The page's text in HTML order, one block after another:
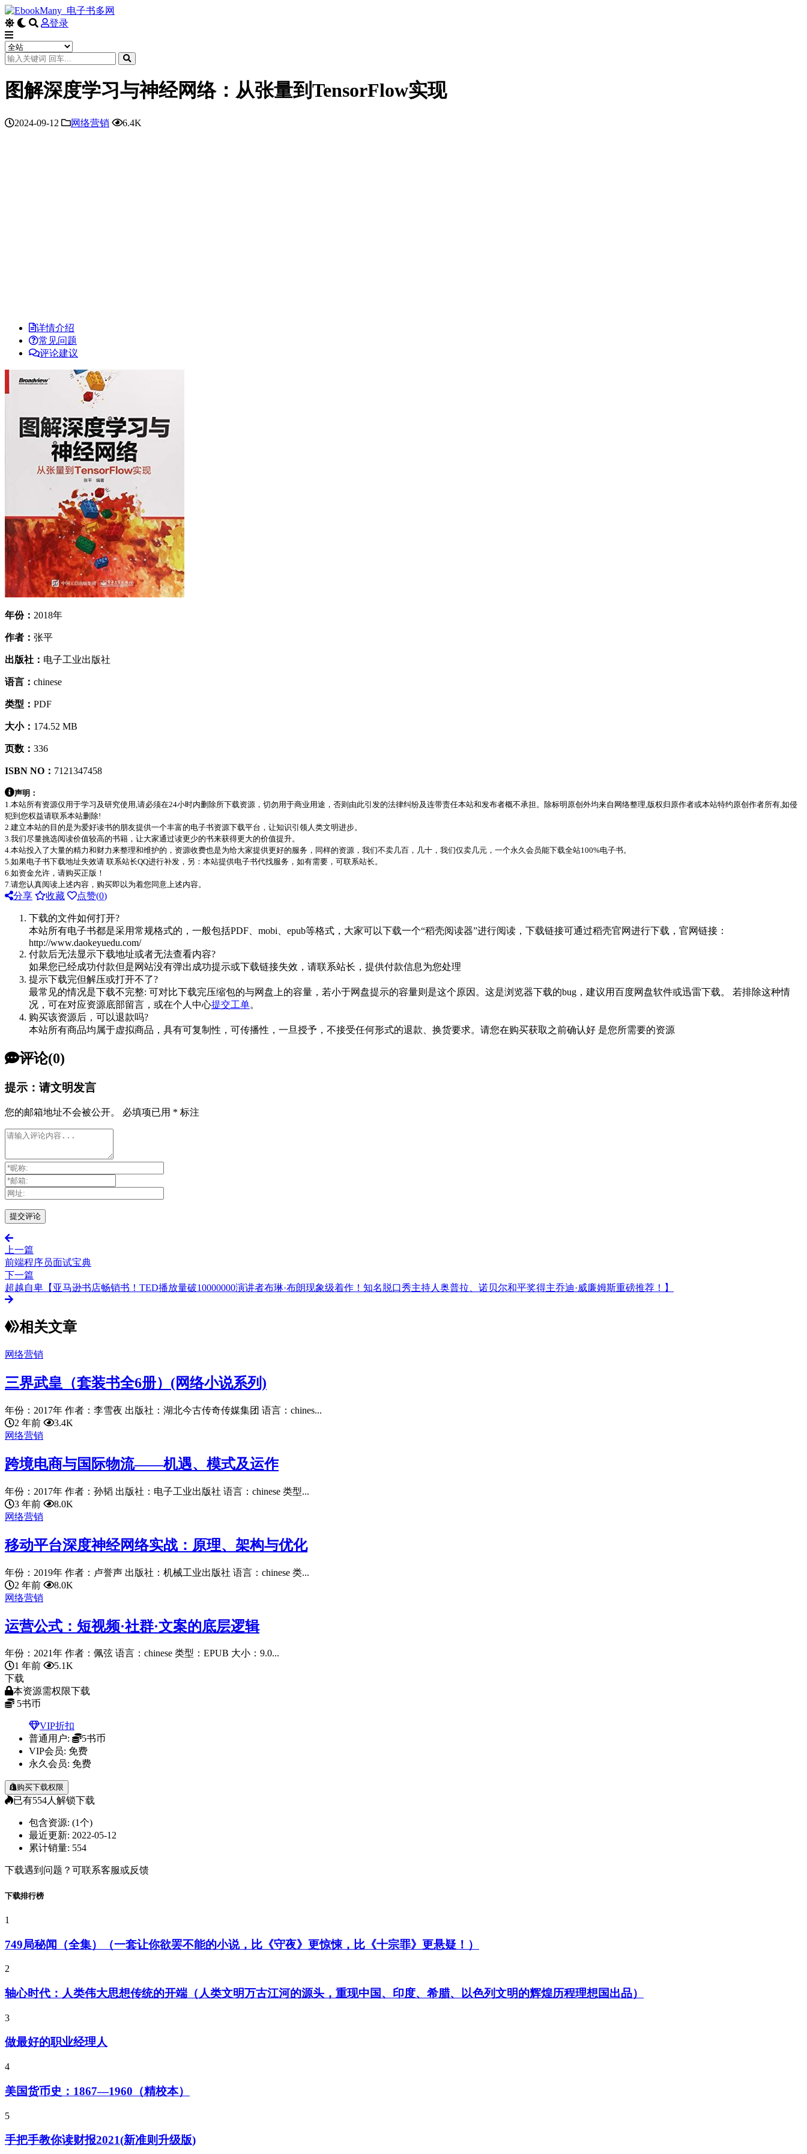
登录
图解深度学习与神经网络：从张量到TensorFlow实现
2024-09-12 网络营销 6.4K
详情介绍
常见问题
评论建议
年份： 2018年
作者： 张平
出版社： 电子工业出版社
语言： chinese
类型： PDF
大小： 174.52 MB
页数： 336
ISBN NO： 7121347458
声明：
1.本站所有资源仅用于学习及研究使用,请必须在24小时内删除所下载资源，切勿用于商业用途，否则由此引发的法律纠纷及连带责任本站和发布者概不承担。除标明原创外均来自网络整理,版权归原作者或本站特约原创作者所有,如侵
犯到您权益请联系本站删除!
2.建立本站的目的是为爱好读书的朋友提供一个丰富的电子书资源下载平台，让知识引领人类文明进步。
3.我们尽量挑选阅读价值较高的书籍，让大家通过读更少的书来获得更大的价值提升。
4.本站投入了大量的精力和财力来整理和维护的，资源收费也是为给大家提供更好的服务，同样的资源，我们不卖几百，几十，我们仅卖几元，一个永久会员能下载全站100%电子书。
5.如果电子书下载地址失效请 联系站长QQ进行补发，另：本站提供电子书代找服务，如有需要，可联系站长。
6.如资金允许，请购买正版！
7.请您认真阅读上述内容，购买即以为着您同意上述内容。
分享 收藏 点赞(0)
下载的文件如何打开?
本站所有电子书都是采用常规格式的，一般包括PDF、mobi、epub等格式，大家可以下载一个“稻壳阅读器”进行阅读，下载链接可通过稻壳官网进行下载，官网链接：
http://www.daokeyuedu.com/
付款后无法显示下载地址或者无法查看内容?
如果您已经成功付款但是网站没有弹出成功提示或下载链接失效，请联系站长，提供付款信息为您处理
提示下载完但解压或打开不了?
最常见的情况是下载不完整: 可对比下载完压缩包的与网盘上的容量，若小于网盘提示的容量则是这个原因。这是浏览器下载的bug，建议用百度网盘软件或迅雷下载。 若排除这种情
况，可在对应资源底部留言，或在个人中心提交工单。
购买该资源后，可以退款吗?
本站所有商品均属于虚拟商品，具有可复制性，可传播性，一旦授予，不接受任何形式的退款、换货要求。请您在购买获取之前确认好 是您所需要的资源
评论(0)
提示：请文明发言
您的邮箱地址不会被公开。 必填项已用 * 标注
上一篇
前端程序员面试宝典
下一篇
超越自卑【亚马逊书店畅销书！TED播放量破10000000演讲者布琳·布朗现象级着作！知名脱口秀主持人奥普拉、诺贝尔和平奖得主乔迪·威廉姆斯重磅推荐！】
相关文章
网络营销
三界武皇（套装书全6册）(网络小说系列)
年份：2017年 作者：李雪夜 出版社：湖北今古传奇传媒集团 语言：chines...
2 年前
3.4K
网络营销
跨境电商与国际物流——机遇、模式及运作
年份：2017年 作者：孙韬 出版社：电子工业出版社 语言：chinese 类型...
3 年前
8.0K
网络营销
移动平台深度神经网络实战：原理、架构与优化
年份：2019年 作者：卢誉声 出版社：机械工业出版社 语言：chinese 类...
2 年前
8.0K
网络营销
运营公式：短视频·社群·文案的底层逻辑
年份：2021年 作者：佩弦 语言：chinese 类型：EPUB 大小：9.0...
1 年前
5.1K
下载
本资源需权限下载
5书币
VIP折扣
普通用户:
5书币
VIP会员: 免费
永久会员: 免费
购买下载权限
已有554人解锁下载
包含资源: (1个)
最近更新: 2022-05-12
累计销量: 554
下载遇到问题？可联系客服或反馈
下载排行榜
1
749局秘闻（全集）（一套让你欲罢不能的小说，比《守夜》更惊悚，比《十宗罪》更悬疑！）
2
轴心时代：人类伟大思想传统的开端（人类文明万古江河的源头，重现中国、印度、希腊、以色列文明的辉煌历程理想国出品）
3
做最好的职业经理人
4
美国货币史：1867—1960（精校本）
5
手把手教你读财报2021(新准则升级版)